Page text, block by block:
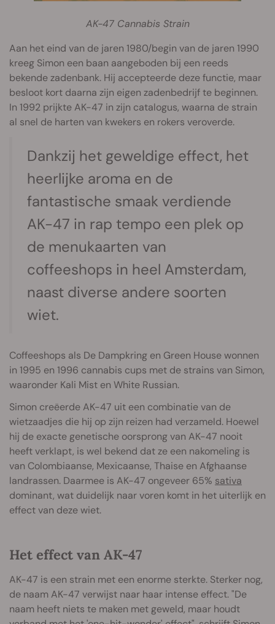
AK-47 Cannabis Strain
Aan het eind van de jaren 1980/begin van de jaren 1990
kreeg Simon een baan aangeboden bij een reeds
bekende zadenbank. Hij accepteerde deze functie, maar
besloot kort daarna zijn eigen zadenbedrijf te beginnen.
In 1992 prijkte AK-47 in zijn catalogus, waarna de strain
al snel de harten van kwekers en rokers veroverde.
Dankzij het geweldige effect, het
heerlijke aroma en de
fantastische smaak verdiende
AK-47 in rap tempo een plek op
de menukaarten van
coffeeshops in heel Amsterdam,
naast diverse andere soorten
wiet.
Coffeeshops als De Dampkring en Green House wonnen
in 1995 en 1996 cannabis cups met de strains van Simon,
waaronder Kali Mist en White Russian.
Simon creëerde AK-47 uit een combinatie van de
wietzaadjes die hij op zijn reizen had verzameld. Hoewel
hij de exacte genetische oorsprong van AK-47 nooit
heeft verklapt, is wel bekend dat ze een nakomeling is
van Colombiaanse, Mexicaanse, Thaise en Afghaanse
landrassen. Daarmee is AK-47 ongeveer 65% sativa
dominant, wat duidelijk naar voren komt in het uiterlijk en
effect van deze wiet.
Het effect van AK-47
AK-47 is een strain met een enorme sterkte. Sterker nog,
de naam AK-47 verwijst naar haar intense effect. "De
naam heeft niets te maken met geweld, maar houdt